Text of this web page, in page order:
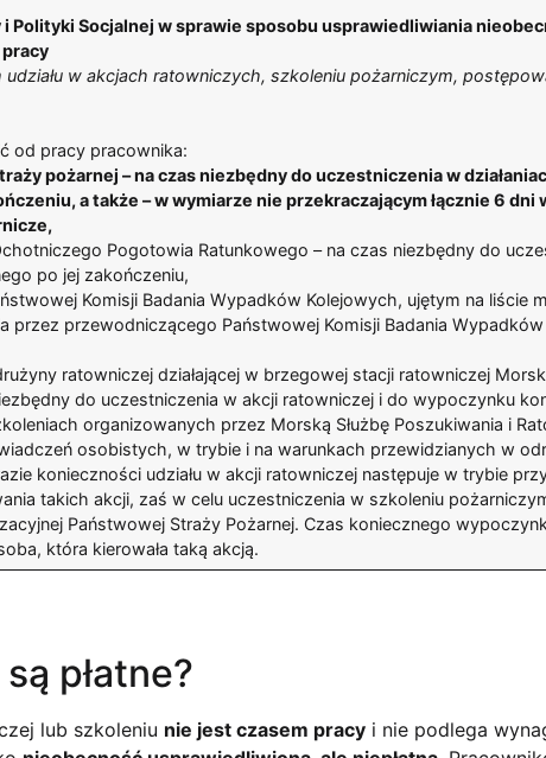
Polityki Socjalnej w sprawie sposobu usprawiedliwiania
w akcjach ratowniczych, szkoleniu pożarniczym,
od pracy pracownika:
pożarnej – na czas niezbędny do uczestniczenia w
a także – w wymiarze nie przekraczającym łącznie 6 dni
Pogotowia Ratunkowego – na czas niezbędny do
po jej zakończeniu,
Komisji Badania Wypadków Kolejowych, ujętym na liście
przez przewodniczącego Państwowej Komisji Badania Wypadków
ratowniczej działającej w brzegowej stacji ratowniczej
do uczestniczenia w akcji ratowniczej i do wypoczynku
organizowanych przez Morską Służbę Poszukiwania i
osobistych, w trybie i na warunkach przewidzianych w
konieczności udziału w akcji ratowniczej następuje w trybie
takich akcji, zaś w celu uczestniczenia w szkoleniu
Państwowej Straży Pożarnej. Czas koniecznego
która kierowała taką akcją.
płatne?
lub szkoleniu nie jest czasem pracy i nie podlega